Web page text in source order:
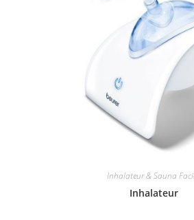
Inhalateur & Sauna
Inhalateur